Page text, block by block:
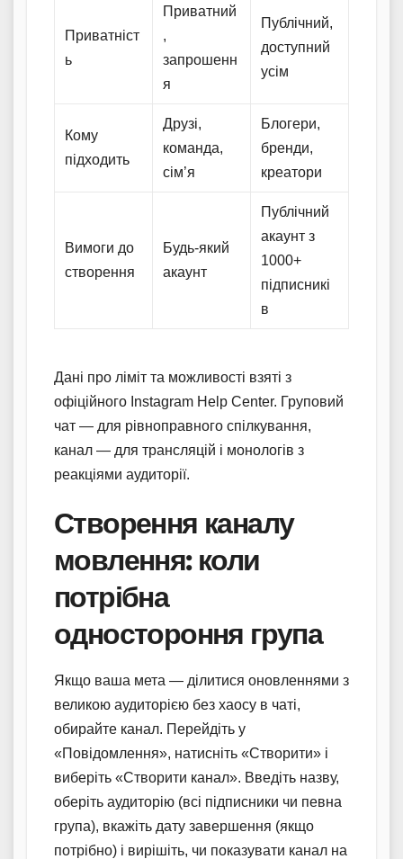
Приватніст
ь
Приватний
,
запрошенн
я
Публічний,
доступний
усім
Кому
підходить
Друзі,
команда,
сім’я
Блогери,
бренди,
креатори
Вимоги до
створення
Будь-який
акаунт
Публічний
акаунт з
1000+
підписникі
в
Дані про ліміт та можливості взяті з
офіційного Instagram Help Center. Груповий
чат — для рівноправного спілкування,
канал — для трансляцій і монологів з
реакціями аудиторії.
Створення каналу
мовлення: коли
потрібна
одностороння група
Якщо ваша мета — ділитися оновленнями з
великою аудиторією без хаосу в чаті,
обирайте канал. Перейдіть у
«Повідомлення», натисніть «Створити» і
виберіть «Створити канал». Введіть назву,
оберіть аудиторію (всі підписники чи певна
група), вкажіть дату завершення (якщо
потрібно) і вирішіть, чи показувати канал на